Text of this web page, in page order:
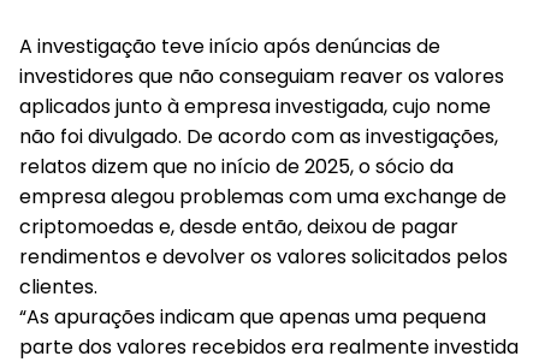
A investigação teve início após denúncias de
investidores que não conseguiam reaver os valores
aplicados junto à empresa investigada, cujo nome
não foi divulgado. De acordo com as investigações,
relatos dizem que no início de 2025, o sócio da
empresa alegou problemas com uma exchange de
criptomoedas e, desde então, deixou de pagar
rendimentos e devolver os valores solicitados pelos
clientes.
“As apurações indicam que apenas uma pequena
parte dos valores recebidos era realmente investida